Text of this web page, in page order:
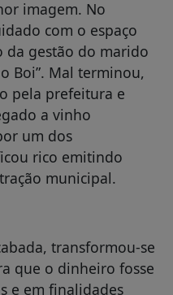
imagem. No
com o espaço
da gestão do marido
Boi”. Mal terminou,
pela prefeitura e
a vinho
um dos
rico emitindo
municipal.
transformou-se
que o dinheiro fosse
e em finalidades